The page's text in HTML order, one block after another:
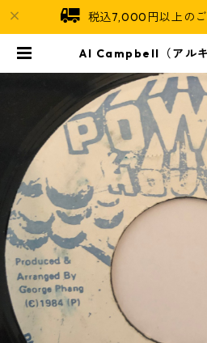
税込7,000円以上の
Al Campbell（アル
amaican